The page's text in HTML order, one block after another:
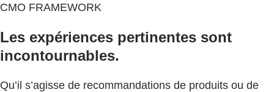
CMO FRAMEWORK
Les expériences pertinentes sont
incontournables.
Qu’il s’agisse de recommandations de produits ou de